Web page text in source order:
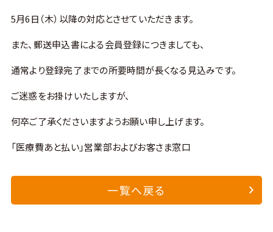
5月6日（木）以降の対応とさせていただきます。
また、郵送申込書による会員登録につきましても、
通常より登録完了までの所要時間が長くなる見込みです。
ご迷惑をお掛けいたしますが、
何卒ご了承くださいますようお願い申し上げます。
「医療費あと払い」営業部およびお客さま窓口
一覧へ戻る